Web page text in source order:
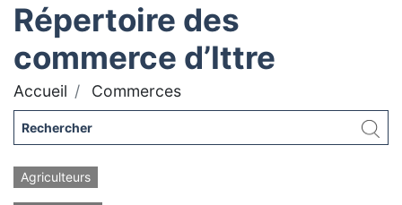
Répertoire des
commerce d’Ittre
Accueil Commerces
Agriculteurs